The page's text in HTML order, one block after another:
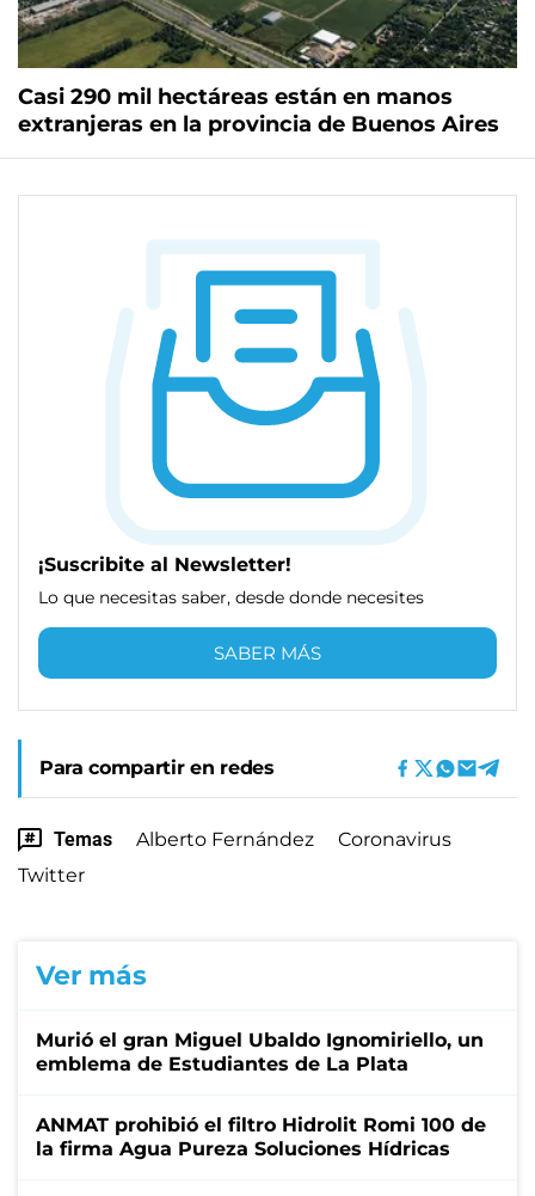
Casi 290 mil hectáreas están en manos
extranjeras en la provincia de Buenos Aires
¡Suscribite al Newsletter!
Lo que necesitas saber, desde donde necesites
SABER MÁS
Para compartir en redes
Temas Alberto Fernández
Coronavirus
Twitter
Ver más
Murió el gran Miguel Ubaldo Ignomiriello, un
emblema de Estudiantes de La Plata
ANMAT prohibió el filtro Hidrolit Romi 100 de
la firma Agua Pureza Soluciones Hídricas